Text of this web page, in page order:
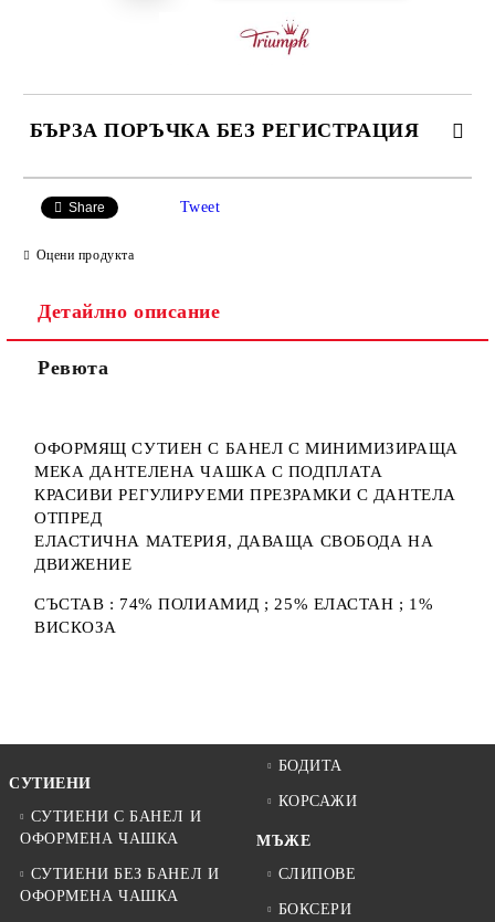
БЪРЗА ПОРЪЧКА БЕЗ РЕГИСТРАЦИЯ
Share Tweet
Оцени продукта
Детайлно описание
Ревюта
ОФОРМЯЩ СУТИЕН С БАНЕЛ С МИНИМИЗИРАЩА
МЕКА ДАНТЕЛЕНА ЧАШКА С ПОДПЛАТА
КРАСИВИ РЕГУЛИРУЕМИ ПРЕЗРАМКИ С ДАНТЕЛА
ОТПРЕД
ЕЛАСТИЧНА МАТЕРИЯ, ДАВАЩА СВОБОДА НА
ДВИЖЕНИЕ
СЪСТАВ : 74% ПОЛИАМИД ; 25% ЕЛАСТАН ; 1%
ВИСКОЗА
СУТИЕНИ
СУТИЕНИ С БАНЕЛ И
ОФОРМЕНА ЧАШКА
СУТИЕНИ БЕЗ БАНЕЛ И
ОФОРМЕНА ЧАШКА
БОДИТА
КОРСАЖИ
МЪЖЕ
СЛИПОВЕ
БОКСЕРИ